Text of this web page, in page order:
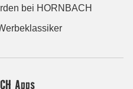
bei HORNBACH
Apps